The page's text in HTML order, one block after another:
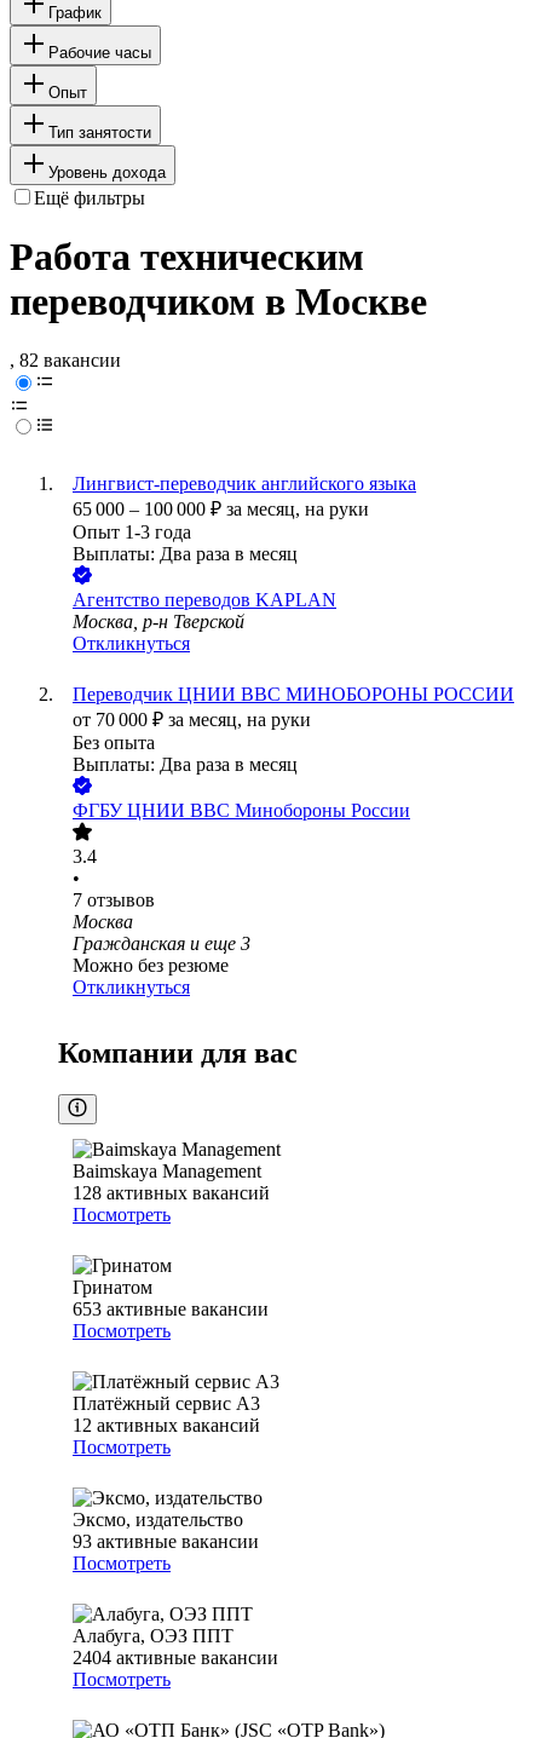
График
Рабочие часы
Опыт
Тип занятости
Уровень дохода
Ещё фильтры
Работа техническим
переводчиком в Москве
, 82 вакансии
Лингвист-переводчик английского языка
65 000 – 100 000 ₽ за месяц, на руки
Опыт 1-3 года
Выплаты: Два раза в месяц
Агентство переводов KAPLAN
Москва, р-н Тверской
Откликнуться
Переводчик ЦНИИ ВВС МИНОБОРОНЫ РОССИИ
от 70 000 ₽ за месяц, на руки
Без опыта
Выплаты: Два раза в месяц
ФГБУ ЦНИИ ВВС Минобороны России
3.4
•
7 отзывов
Москва
Гражданская и еще 3
Можно без резюме
Откликнуться
Компании для вас
Baimskaya Management
128 активных вакансий
Посмотреть
Гринатом
653 активные вакансии
Посмотреть
Платёжный сервис А3
12 активных вакансий
Посмотреть
Эксмо, издательство
93 активные вакансии
Посмотреть
Алабуга, ОЭЗ ППТ
2404 активные вакансии
Посмотреть